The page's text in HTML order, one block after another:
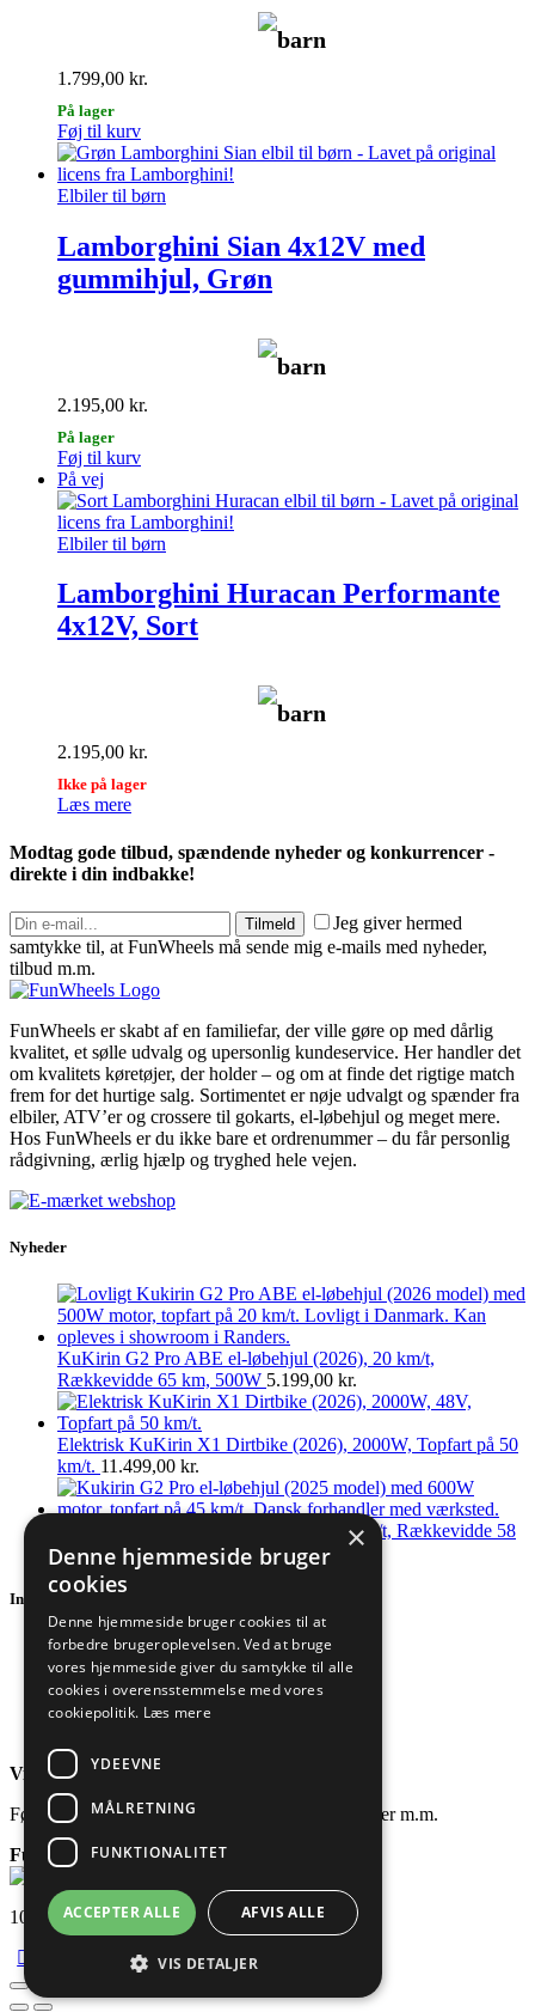
barn
1.799,00 kr.
På lager
Føj til kurv
Elbiler til børn
Lamborghini Sian 4x12V med
gummihjul, Grøn
barn
2.195,00 kr.
På lager
Føj til kurv
På vej
Elbiler til børn
Lamborghini Huracan Performante
4x12V, Sort
barn
2.195,00 kr.
Ikke på lager
Læs mere
Modtag gode tilbud, spændende nyheder og konkurrencer -
direkte i din indbakke!
Tilmeld
Jeg giver hermed
samtykke til, at FunWheels må sende mig e-mails med nyheder,
tilbud m.m.
FunWheels er skabt af en familiefar, der ville gøre op med dårlig
kvalitet, et sølle udvalg og upersonlig kundeservice. Her handler det
om kvalitets køretøjer, der holder – og om at finde det rigtige match
frem for det hurtige salg. Sortimentet er nøje udvalgt og spænder fra
elbiler, ATV’er og crossere til gokarts, el-løbehjul og meget mere.
Hos FunWheels er du ikke bare et ordrenummer – du får personlig
rådgivning, ærlig hjælp og tryghed hele vejen.
Nyheder
KuKirin G2 Pro ABE el-løbehjul (2026), 20 km/t,
Rækkevidde 65 km, 500W 5.199,00 kr.
Elektrisk KuKirin X1 Dirtbike (2026), 2000W, Topfart på 50
km/t. 11.499,00 kr.
KuKirin G2 Pro el-løbehjul (2025), 45 km/t, Rækkevidde 58
km, 600W 5.199,00kr.
Information
Handelsbetingelser
Persondatapolitik
Fortrydelsesret
Reklamationer
Vi er også sociale!
Følg os og få nyeste nyheder, deltag i konkurrencer m.m.
FunWheels.dk| CVR: 45836541
100% dansk e-mærket webshop
×
Denne hjemmeside bruger
cookies
Denne hjemmeside bruger cookies til at
forbedre brugeroplevelsen. Ved at bruge
vores hjemmeside giver du samtykke til alle
cookies i overensstemmelse med vores
cookiepolitik. Læs mere
YDEEVNE
MÅLRETNING
FUNKTIONALITET
ACCEPTER ALLE AFVIS ALLE
VIS DETALJER